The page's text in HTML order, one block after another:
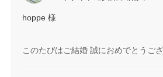
hoppe 様
このたびはご結婚 誠におめでとうござ